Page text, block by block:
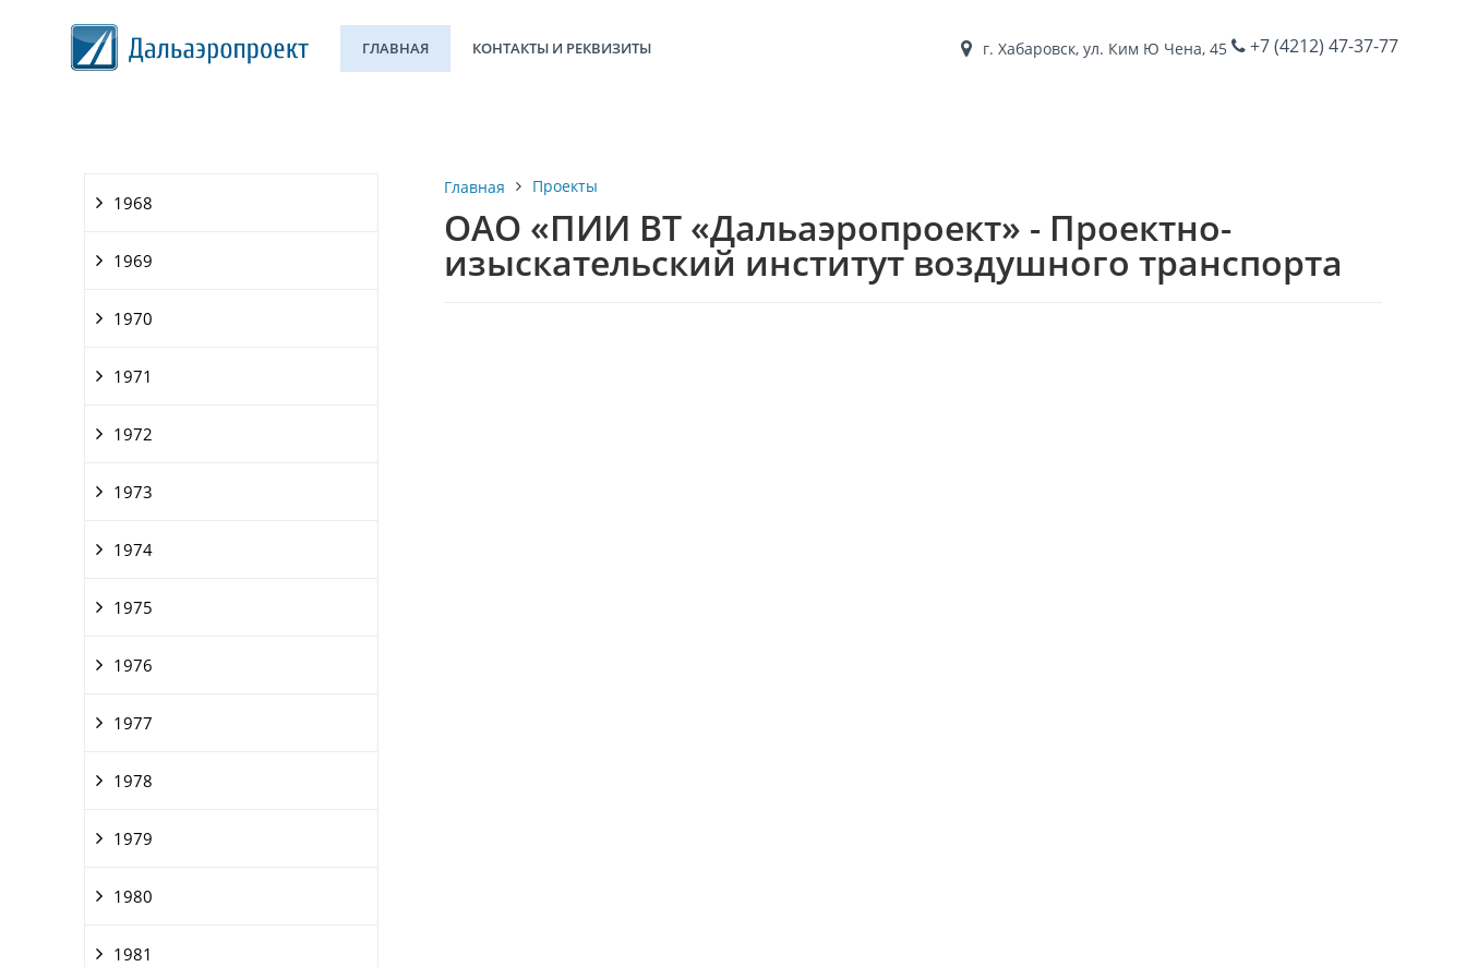
ГЛАВНАЯ КОНТАКТЫ И РЕКВИЗИТЫ г. Хабаровск, ул. Ким Ю Чена, 45 +7 (4212) 47-37-77
1968
1969
1970
1971
1972
1973
1974
1975
1976
1977
1978
1979
1980
1981
Главная Проекты
ОАО «ПИИ ВТ «Дальаэропроект» - Проектно-
изыскательский институт воздушного транспорта